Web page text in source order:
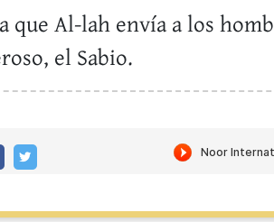
Al-lah envía a los
el Sabio.